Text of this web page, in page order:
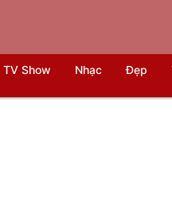
TV Show Nhạc Đẹp